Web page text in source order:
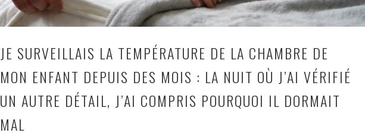
JE SURVEILLAIS LA TEMPÉRATURE DE LA CHAMBRE DE
MON ENFANT DEPUIS DES MOIS : LA NUIT OÙ J’AI VÉRIFIÉ
UN AUTRE DÉTAIL, J’AI COMPRIS POURQUOI IL DORMAIT
MAL